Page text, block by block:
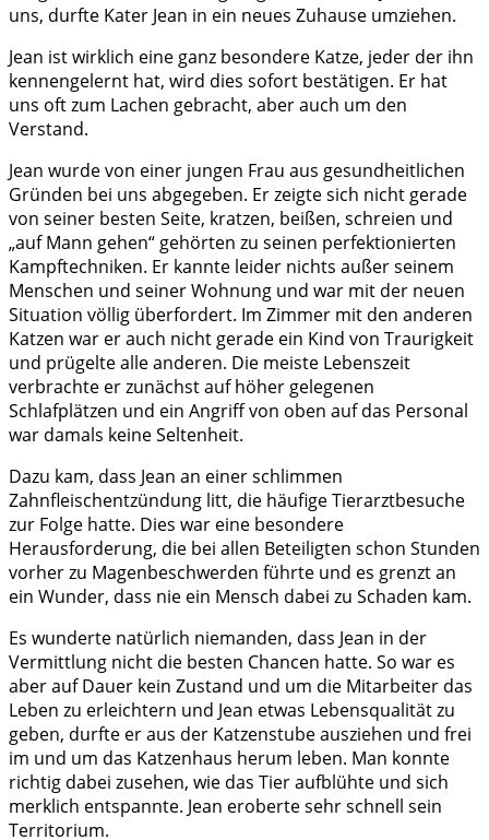
uns, durfte Kater Jean in ein neues Zuhause umziehen.
Jean ist wirklich eine ganz besondere Katze, jeder der ihn
kennengelernt hat, wird dies sofort bestätigen. Er hat
uns oft zum Lachen gebracht, aber auch um den
Verstand.
Jean wurde von einer jungen Frau aus gesundheitlichen
Gründen bei uns abgegeben. Er zeigte sich nicht gerade
von seiner besten Seite, kratzen, beißen, schreien und
„auf Mann gehen“ gehörten zu seinen perfektionierten
Kampftechniken. Er kannte leider nichts außer seinem
Menschen und seiner Wohnung und war mit der neuen
Situation völlig überfordert. Im Zimmer mit den anderen
Katzen war er auch nicht gerade ein Kind von Traurigkeit
und prügelte alle anderen. Die meiste Lebenszeit
verbrachte er zunächst auf höher gelegenen
Schlafplätzen und ein Angriff von oben auf das Personal
war damals keine Seltenheit.
Dazu kam, dass Jean an einer schlimmen
Zahnfleischentzündung litt, die häufige Tierarztbesuche
zur Folge hatte. Dies war eine besondere
Herausforderung, die bei allen Beteiligten schon Stunden
vorher zu Magenbeschwerden führte und es grenzt an
ein Wunder, dass nie ein Mensch dabei zu Schaden kam.
Es wunderte natürlich niemanden, dass Jean in der
Vermittlung nicht die besten Chancen hatte. So war es
aber auf Dauer kein Zustand und um die Mitarbeiter das
Leben zu erleichtern und Jean etwas Lebensqualität zu
geben, durfte er aus der Katzenstube ausziehen und frei
im und um das Katzenhaus herum leben. Man konnte
richtig dabei zusehen, wie das Tier aufblühte und sich
merklich entspannte. Jean eroberte sehr schnell sein
Territorium.